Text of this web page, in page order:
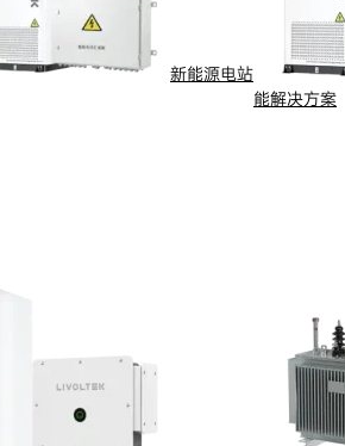
新能源电站
能解决方案